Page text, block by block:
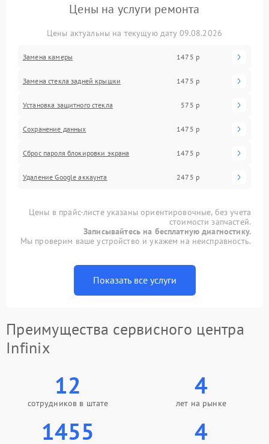
Цены на услуги ремонта
Цены актуальны на текущую дату 09.08.2026
Замена камеры 1475 р
Замена стекла задней крышки 1475 р
Установка защитного стекла 575 р
Сохранение данных 1475 р
Сброс пароля блокировки экрана 1475 р
Удаление Google аккаунта 2475 р
Цены в прайс-листе указаны ориентировочные, без учета
стоимости запчастей.
Записывайтесь на бесплатную диагностику.
Мы проверим ваше устройство и укажем на неисправность.
Показать все услуги
Преимущества сервисного центра
Infinix
12
сотрудников в штате
4
лет на рынке
1455 4